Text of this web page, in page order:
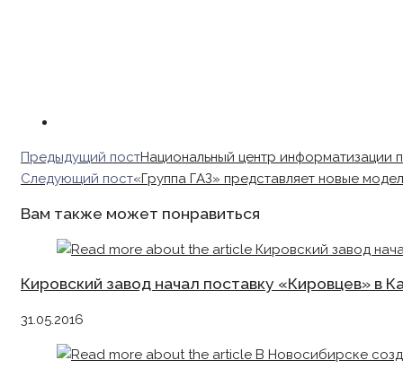
Read
more
Предыдущий постНациональный центр информатизации
Следующий пост«Группа ГАЗ» представляет новые
Вам также может понравиться
Кировский завод начал поставку «Кировцев» в
31.05.2016